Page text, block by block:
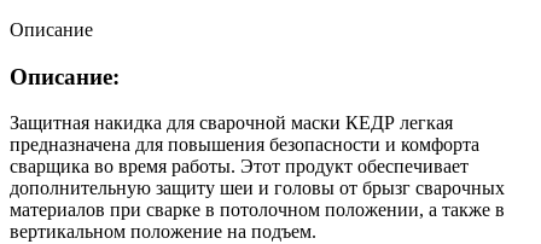
Описание
Описание:
Защитная накидка для сварочной маски КЕДР легкая
предназначена для повышения безопасности и комфорта
сварщика во время работы. Этот продукт обеспечивает
дополнительную защиту шеи и головы от брызг сварочных
материалов при сварке в потолочном положении, а также в
вертикальном положение на подъем.